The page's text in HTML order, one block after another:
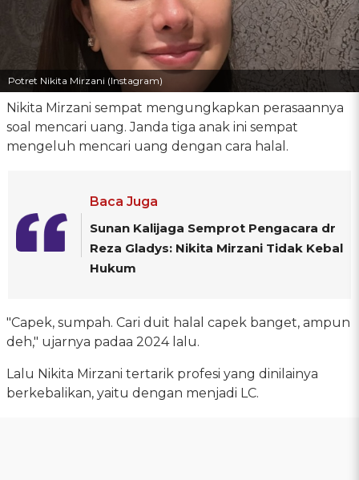
Potret Nikita Mirzani (Instagram)
Nikita Mirzani sempat mengungkapkan perasaannya
soal mencari uang. Janda tiga anak ini sempat
mengeluh mencari uang dengan cara halal.
Baca Juga
Sunan Kalijaga Semprot Pengacara dr
Reza Gladys: Nikita Mirzani Tidak Kebal
Hukum
"Capek, sumpah. Cari duit halal capek banget, ampun
deh," ujarnya padaa 2024 lalu.
Lalu Nikita Mirzani tertarik profesi yang dinilainya
berkebalikan, yaitu dengan menjadi LC.